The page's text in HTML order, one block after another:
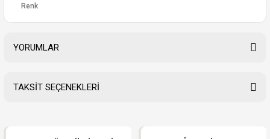
Renk
YORUMLAR
TAKSİT SEÇENEKLERİ